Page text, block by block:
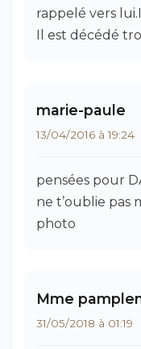
rappelé vers
Il est décédé
marie-paule
13/04/2016 à 19:24
pensées pour
ne t’oublie pas
photo
Mme
31/05/2018 à 01:19